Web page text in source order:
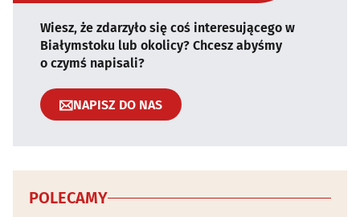
Wiesz, że zdarzyło się coś interesującego w
Białymstoku lub okolicy? Chcesz abyśmy
o czymś napisali?
NAPISZ DO NAS
POLECAMY